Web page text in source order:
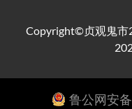
Copyright©贞观鬼市
鲁公网安